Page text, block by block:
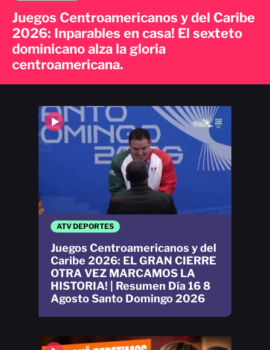
Juegos Centroamericanos y del Caribe
2026: Inparables en casa! El sexteto
dominicano alza la gloria
centroamericana.
ATV DEPORTES
Juegos Centroamericanos y del
Caribe 2026: EL GRAN CIERRE
OTRA VEZ MARCAMOS LA
HISTORIA! | Resumen Día 16 8
Agosto Santo Domingo 2026